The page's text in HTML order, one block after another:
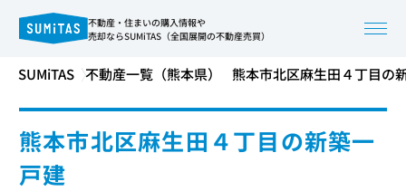
不動産・住まいの購入情報や
売却ならSUMiTAS（全国展開の不動産売買）
SUMiTAS 不動産一覧（熊本県） 熊本市北区麻生田４丁目の
熊本市北区麻生田４丁目の新築一
戸建